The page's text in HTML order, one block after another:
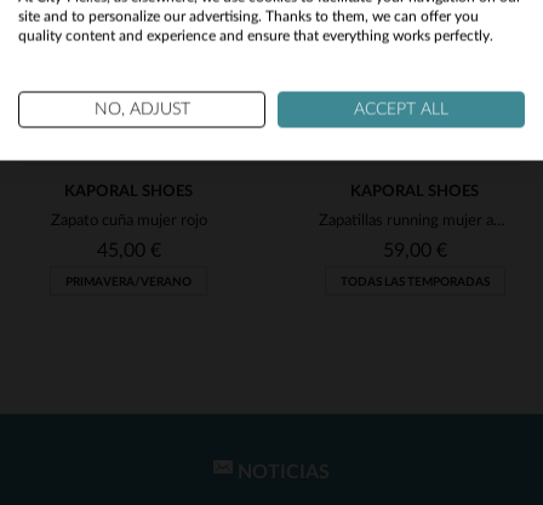
TALLAS DISPONIBLES
KAPORAL SHOES
Zapato cuña mujer rojo
45,00 €
PRIMAVERA/VERANO
TALLAS DISPONIBLES
KAPORAL SHOES
Zapatillas running mujer azul plata
59,00 €
TODAS LAS TEMPORADAS
NOTICIAS
No
Yes
site and to personalize our advertising. Thanks to them, we can offer you
quality content and experience and ensure that everything works perfectly.
NO, ADJUST ACCEPT ALL